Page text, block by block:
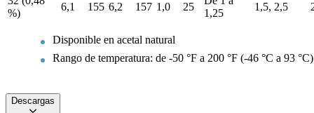
%)
6,1 155 6,2 157 1,0 25
1,25
1,5, 2,5
Disponible en acetal natural
Rango de temperatura: de -50 °F a 200 °F (-46 °C a 93
Descargas